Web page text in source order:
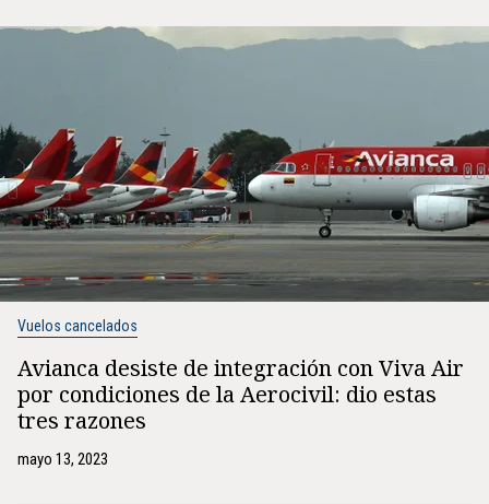
Vuelos cancelados
Avianca desiste de integración con Viva Air
por condiciones de la Aerocivil: dio estas
tres razones
mayo 13, 2023